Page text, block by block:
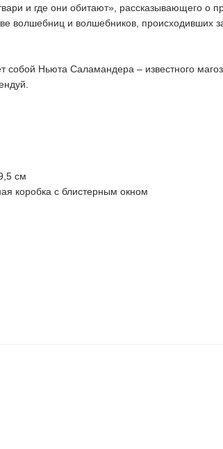
и где они обитают», рассказывающего
волшебниц и волшебников, происходивших
собой Ньюта Саламандера – известного
см
коробка с блистерным окном